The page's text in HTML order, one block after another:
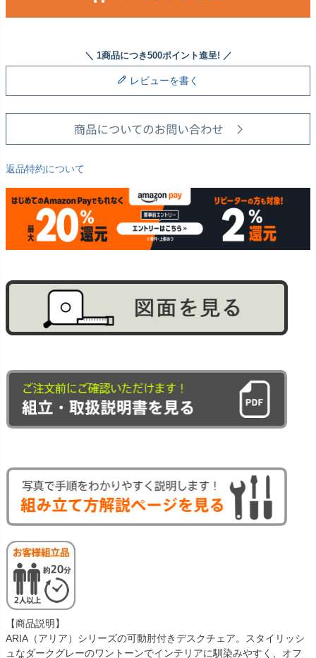
レビューを書く
返品特約について
【商品説明】
ARIA（アリア）シリーズの可動肘付きデスクチェア。スタイリッシ
ュなダークグレーのワントーンでインテリアに馴染みやすく、オフ